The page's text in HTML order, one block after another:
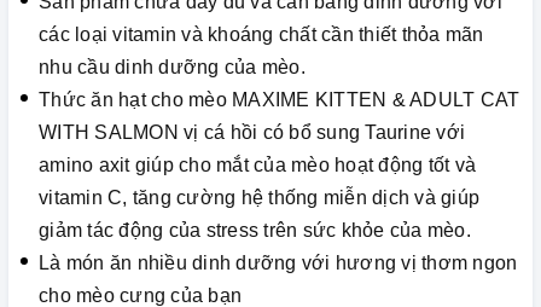
các loại vitamin và khoáng chất cần thiết thỏa mãn
nhu cầu dinh dưỡng của mèo.
Thức ăn hạt cho mèo MAXIME KITTEN & ADULT CAT
WITH SALMON vị cá hồi có bổ sung Taurine với
amino axit giúp cho mắt của mèo hoạt động tốt và
vitamin C, tăng cường hệ thống miễn dịch và giúp
giảm tác động của stress trên sức khỏe của mèo.
Là món ăn nhiều dinh dưỡng với hương vị thơm ngon
cho mèo cưng của bạn